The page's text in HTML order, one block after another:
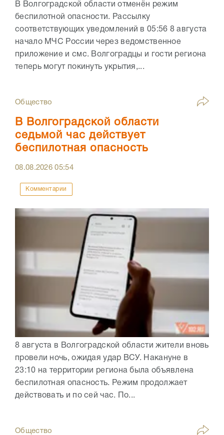
В Волгоградской области отменён режим
беспилотной опасности. Рассылку
соответствующих уведомлений в 05:56 8 августа
начало МЧС России через ведомственное
приложение и смс. Волгоградцы и гости региона
теперь могут покинуть укрытия,...
Общество
В Волгоградской области
седьмой час действует
беспилотная опасность
08.08.202605:54
Комментарии
8 августа в Волгоградской области жители вновь
провели ночь, ожидая удар ВСУ. Накануне в
23:10 на территории региона была объявлена
беспилотная опасность. Режим продолжает
действовать и по сей час. По...
Общество